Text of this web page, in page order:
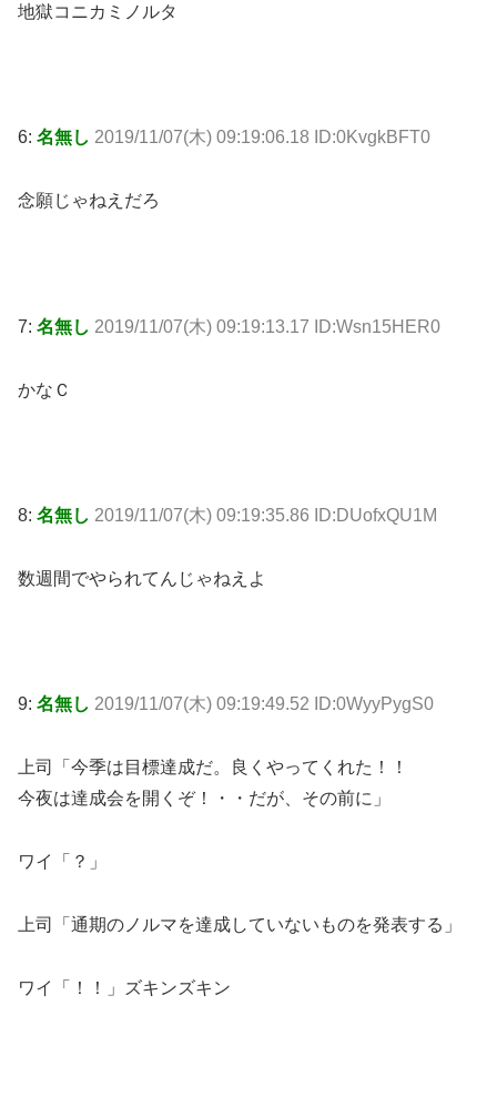
地獄コニカミノルタ
6: 名無し 2019/11/07(木) 09:19:06.18 ID:0KvgkBFT0
念願じゃねえだろ
7: 名無し 2019/11/07(木) 09:19:13.17 ID:Wsn15HER0
かなＣ
8: 名無し 2019/11/07(木) 09:19:35.86 ID:DUofxQU1M
数週間でやられてんじゃねえよ
9: 名無し 2019/11/07(木) 09:19:49.52 ID:0WyyPygS0
上司「今季は目標達成だ。良くやってくれた！！
今夜は達成会を開くぞ！・・だが、その前に」
ワイ「？」
上司「通期のノルマを達成していないものを発表する」
ワイ「！！」ズキンズキン